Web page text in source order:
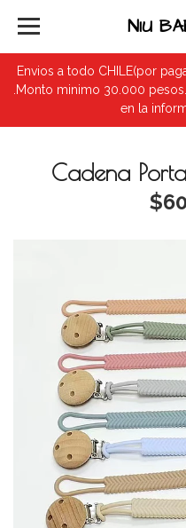
Envios a todo CHILE(por
.Monto minimo 30.000
en la
NIU
Cadena